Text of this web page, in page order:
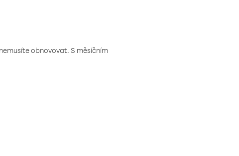
obnovovat. S měsíčním